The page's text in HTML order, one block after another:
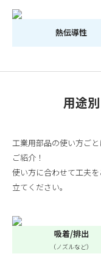
熱伝導性
用途
工業用部品の使い方ご
ご紹介！
使い方に合わせて工夫
立てください。
吸着/排出
（ノズルなど）